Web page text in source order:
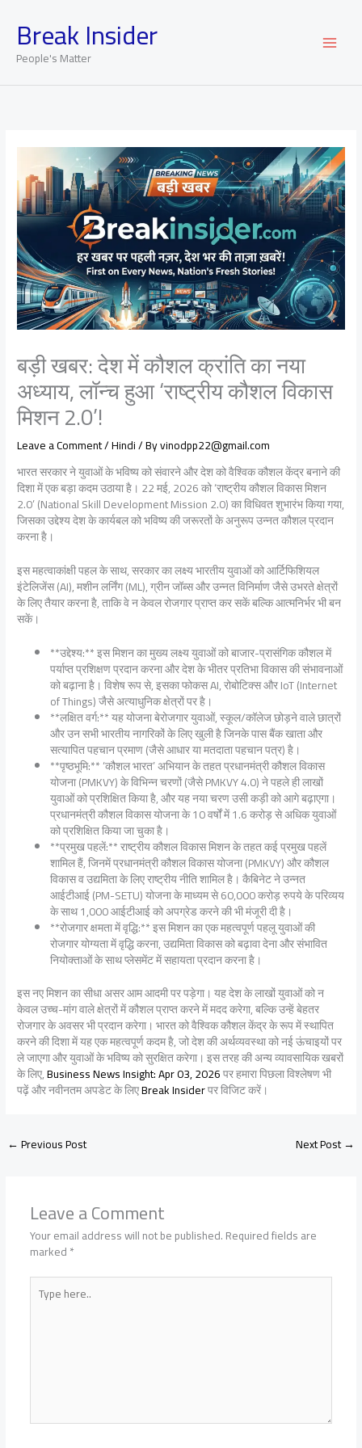
contentBreak Insider
People's Matter
बड़ी खबर: देश में कौशल क्रांति का नया
अध्याय, लॉन्च हुआ ‘राष्ट्रीय कौशल विकास
मिशन 2.0’!
Leave a Comment/Hindi/ Byvinodpp22@gmail.com
भारत सरकार ने युवाओं के भविष्य को संवारने और देश को वैश्विक कौशल केंद्र बनाने की
दिशा में एक बड़ा कदम उठाया है। 22 मई, 2026 को ‘राष्ट्रीय कौशल विकास मिशन
2.0’ (National Skill Development Mission 2.0) का विधिवत शुभारंभ किया गया,
जिसका उद्देश्य देश के कार्यबल को भविष्य की जरूरतों के अनुरूप उन्नत कौशल प्रदान
करना है।
इस महत्वाकांक्षी पहल के साथ, सरकार का लक्ष्य भारतीय युवाओं को आर्टिफिशियल
इंटेलिजेंस (AI), मशीन लर्निंग (ML), ग्रीन जॉब्स और उन्नत विनिर्माण जैसे उभरते क्षेत्रों
के लिए तैयार करना है, ताकि वे न केवल रोजगार प्राप्त कर सकें बल्कि आत्मनिर्भर भी बन
सकें।
**उद्देश्य:** इस मिशन का मुख्य लक्ष्य युवाओं को बाजार-प्रासंगिक कौशल में
पर्याप्त प्रशिक्षण प्रदान करना और देश के भीतर प्रतिभा विकास की संभावनाओं
को बढ़ाना है। विशेष रूप से, इसका फोकस AI, रोबोटिक्स और IoT (Internet
of Things) जैसे अत्याधुनिक क्षेत्रों पर है।
**लक्षित वर्ग:** यह योजना बेरोजगार युवाओं, स्कूल/कॉलेज छोड़ने वाले छात्रों
और उन सभी भारतीय नागरिकों के लिए खुली है जिनके पास बैंक खाता और
सत्यापित पहचान प्रमाण (जैसे आधार या मतदाता पहचान पत्र) है।
**पृष्ठभूमि:** ‘कौशल भारत’ अभियान के तहत प्रधानमंत्री कौशल विकास
योजना (PMKVY) के विभिन्न चरणों (जैसे PMKVY 4.0) ने पहले ही लाखों
युवाओं को प्रशिक्षित किया है, और यह नया चरण उसी कड़ी को आगे बढ़ाएगा।
प्रधानमंत्री कौशल विकास योजना के 10 वर्षों में 1.6 करोड़ से अधिक युवाओं
को प्रशिक्षित किया जा चुका है।
**प्रमुख पहलें:** राष्ट्रीय कौशल विकास मिशन के तहत कई प्रमुख पहलें
शामिल हैं, जिनमें प्रधानमंत्री कौशल विकास योजना (PMKVY) और कौशल
विकास व उद्यमिता के लिए राष्ट्रीय नीति शामिल है। कैबिनेट ने उन्नत
आईटीआई (PM-SETU) योजना के माध्यम से 60,000 करोड़ रुपये के परिव्यय
के साथ 1,000 आईटीआई को अपग्रेड करने की भी मंजूरी दी है।
**रोजगार क्षमता में वृद्धि:** इस मिशन का एक महत्वपूर्ण पहलू युवाओं की
रोजगार योग्यता में वृद्धि करना, उद्यमिता विकास को बढ़ावा देना और संभावित
नियोक्ताओं के साथ प्लेसमेंट में सहायता प्रदान करना है।
इस नए मिशन का सीधा असर आम आदमी पर पड़ेगा। यह देश के लाखों युवाओं को न
केवल उच्च-मांग वाले क्षेत्रों में कौशल प्राप्त करने में मदद करेगा, बल्कि उन्हें बेहतर
रोजगार के अवसर भी प्रदान करेगा। भारत को वैश्विक कौशल केंद्र के रूप में स्थापित
करने की दिशा में यह एक महत्वपूर्ण कदम है, जो देश की अर्थव्यवस्था को नई ऊंचाइयों पर
ले जाएगा और युवाओं के भविष्य को सुरक्षित करेगा। इस तरह की अन्य व्यावसायिक खबरों
के लिए,Business News Insight: Apr 03, 2026पर हमारा पिछला विश्लेषण भी
पढ़ें और नवीनतम अपडेट के लिएBreak Insiderपर विजिट करें।
←Previous Post Next Post→
Leave a Comment
Your email address will not be published.Required fields are
marked*
Type
here..